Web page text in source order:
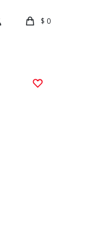
$ 0